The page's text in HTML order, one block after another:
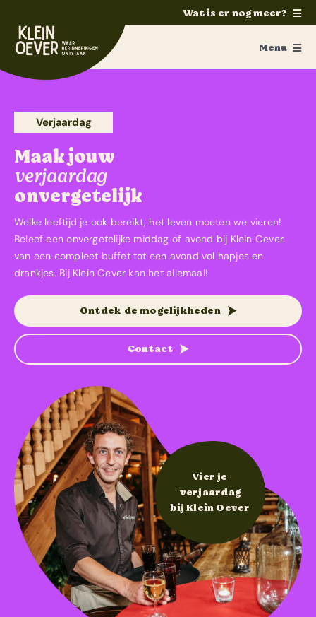
naar
inhoud
Wat is er nog meer?
Home
Ponykamp
Groepsaccommodatie
Survivalkamp
Schoolkamp
Zakelijk
Contact
Menu
Personeelsfeest
Verjaardag
Jubileum
Familiedag
Vrijgezellenfeest
Feestzalen
Themafeesten
Verjaardag
Maak jouw
verjaardag
onvergetelijk
Welke leeftijd je ook bereikt, het leven moeten we vieren!
Beleef een onvergetelijke middag of avond bij Klein Oever.
van een compleet buffet tot een avond vol hapjes en
drankjes. Bij Klein Oever kan het allemaal!
Ontdek de mogelijkheden
Contact
Vier je
verjaardag
bij Klein Oever